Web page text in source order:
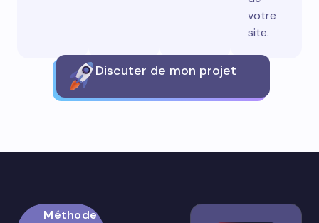
votre
site.
Discuter de mon projet
Méthode